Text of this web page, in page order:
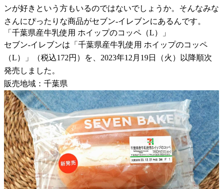
ンが好きという方もいるのではないでしょうか。そんなみな
さんにぴったりな商品がセブン-イレブンにあるんです。
「千葉県産牛乳使用 ホイップのコッペ（L）」
セブン-イレブンは「千葉県産牛乳使用 ホイップのコッペ
（L）」（税込172円）を、2023年12月19日（火）以降順次
発売しました。
販売地域：千葉県